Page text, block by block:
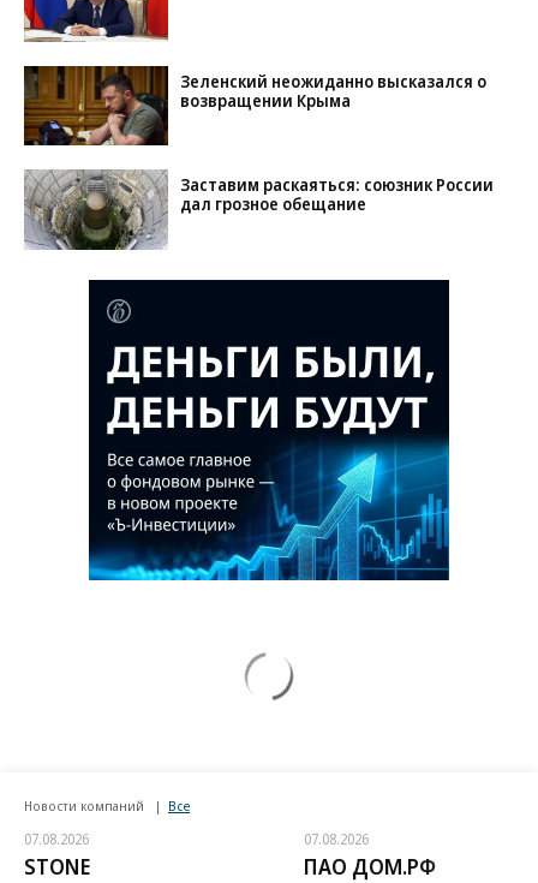
Зеленский неожиданно высказался о
возвращении Крыма
Заставим раскаяться: союзник России
дал грозное обещание
Новости компаний Все
07.08.2026
STONE
07.08.2026
ПАО ДОМ.РФ